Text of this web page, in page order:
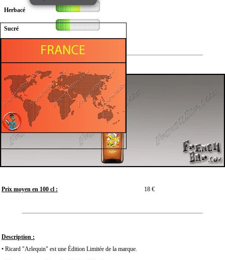
Herbacé
Sucré
Prix moyen en 100 cl : 18 €
Description :
• Ricard "Arlequin" est une Édition Limitée de la marque.